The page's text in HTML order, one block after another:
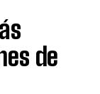
de